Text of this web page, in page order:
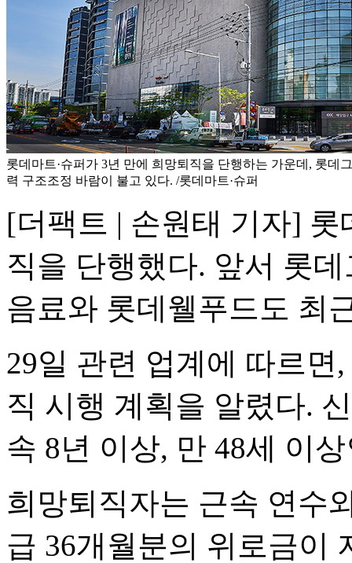
롯데마트·슈퍼가 3년 만에 희망퇴직을 단행하는 가운데, 롯데
력 구조조정 바람이 불고 있다. /롯데마트·슈퍼
[더팩트 | 손원태 기자] 롯
직을 단행했다. 앞서 롯
음료와 롯데웰푸드도 최
29일 관련 업계에 따르면
직 시행 계획을 알렸다.
속 8년 이상, 만 48세 이
희망퇴직자는 근속 연수
급 36개월분의 위로금이